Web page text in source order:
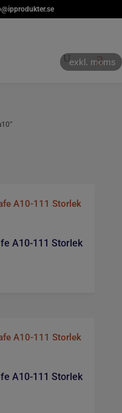
exkl. moms
A10-111 Storlek
A10-111 Storlek